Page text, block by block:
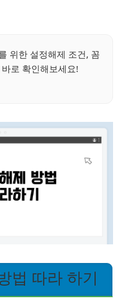
위한 설정해제 조건, 꼼
로 확인해보세요!
법 따라 하기